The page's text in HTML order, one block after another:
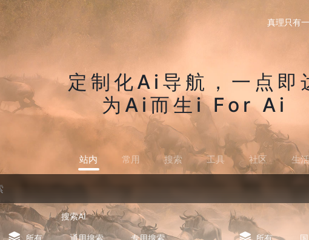
真理只有
定制化Ai导航，一点即
为Ai而生i For Ai
站内 常用 搜索 工具 社区 生活
搜索AI
所有 通用搜索 专用搜索 所有